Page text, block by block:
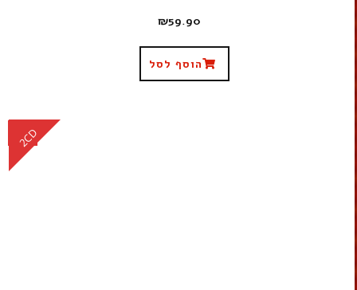
₪59.90
הוסף לסל
CD
2CD